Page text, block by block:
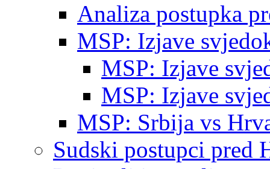
Analiza postupka
MSP: Izjave
MSP: Izjave
MSP: Izjave
MSP: Srbija vs
Sudski postupci pred